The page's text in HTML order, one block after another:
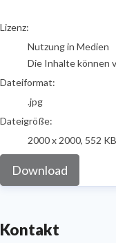
go to media item
Lizenz:
Nutzung in Medien
Die Inhalte können
Dateiformat:
.jpg
Dateigröße:
2000 x 2000, 552 KB
Download
Kontakt